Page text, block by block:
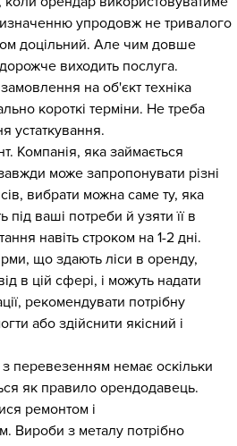
упродовж не тривалого
доцільний. Але чим довше
виходить послуга.
на об'єкт техніка
короткі терміни. Не треба
устаткування.
Компанія, яка займається
може запропонувати різні
вибрати можна саме ту, яка
під ваші потреби й узяти її в
навіть строком на 1-2 дні.
що здають ліси в оренду,
в цій сфері, і можуть надати
рекомендувати потрібну
або здійснити якісний і
перевезенням немає оскільки
як правило орендодавець.
ремонтом і
Вироби з металу потрібно